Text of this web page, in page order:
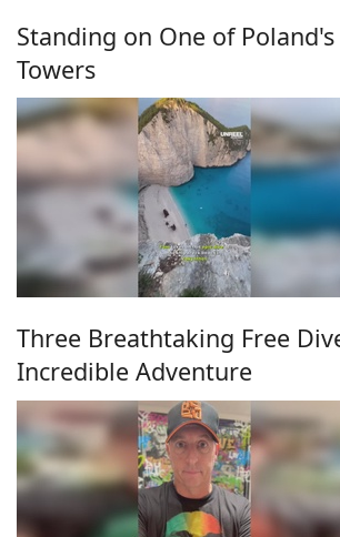
Standing on One of Poland's
Towers
Three Breathtaking Free
Incredible Adventure